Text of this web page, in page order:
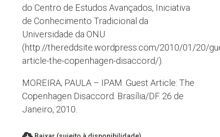
do Centro de Estudos Avançados, Iniciativa
de Conhecimento Tradicional da
Universidade da ONU
(http://thereddsite.wordpress.com/2010/01/20/
article-the-copenhagen-disaccord/).
MOREIRA, PAULA – IPAM. Guest Article: The
Copenhagen Disaccord. Brasília/DF. 26 de
Janeiro, 2010.